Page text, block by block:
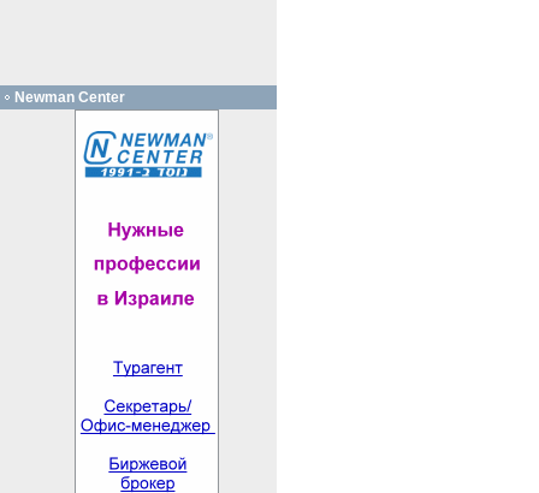
Newman Center